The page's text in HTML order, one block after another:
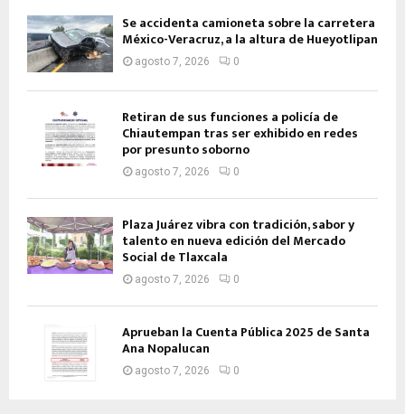
Se accidenta camioneta sobre la carretera
México-Veracruz, a la altura de Hueyotlipan
agosto 7, 2026 0
Retiran de sus funciones a policía de
Chiautempan tras ser exhibido en redes
por presunto soborno
agosto 7, 2026 0
Plaza Juárez vibra con tradición, sabor y
talento en nueva edición del Mercado
Social de Tlaxcala
agosto 7, 2026 0
Aprueban la Cuenta Pública 2025 de Santa
Ana Nopalucan
agosto 7, 2026 0